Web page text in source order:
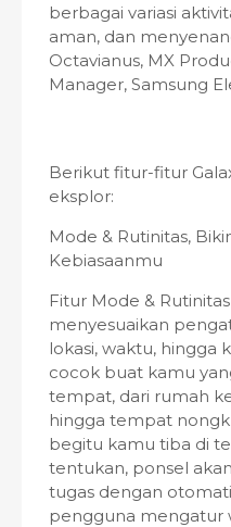
berbagai variasi
aman, dan
Octavianus, MX
Manager, Samsung
Berikut fitur-fitur
eksplor:
Mode & Rutinitas,
Kebiasaanmu
Fitur Mode &
menyesuaikan
lokasi, waktu, hingga
cocok buat kamu
tempat, dari rumah
hingga tempat
begitu kamu tiba di
tentukan, ponsel
tugas dengan
pengguna mengatur